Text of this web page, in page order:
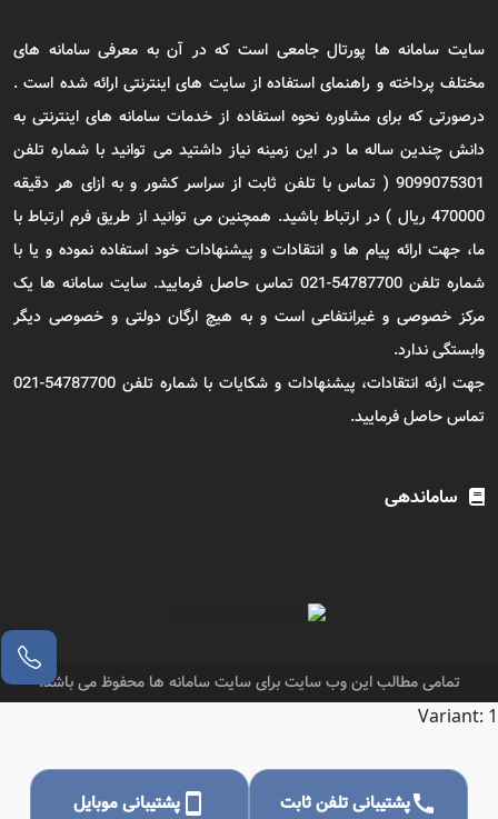
سایت سامانه ها پورتال جامعی است که در آن به معرفی سامانه های
مختلف پرداخته و راهنمای استفاده از سایت های اینترنتی ارائه شده است .
درصورتی که برای مشاوره نحوه استفاده از خدمات سامانه های اینترنتی به
دانش چندین ساله ما در این زمینه نیاز داشتید می توانید با شماره تلفن
9099075301 ( تماس با تلفن ثابت از سراسر کشور و به ازای هر دقیقه
470000 ریال ) در ارتباط باشید. همچنین می توانید از طریق فرم ارتباط با
ما، جهت ارائه پیام ها و انتقادات و پیشنهادات خود استفاده نموده و یا با
شماره تلفن 54787700-021 تماس حاصل فرمایید. سایت سامانه ها یک
مرکز خصوصی و غیرانتفاعی است و به هیچ ارگان دولتی و خصوصی دیگر
وابستگی ندارد.
جهت ارئه انتقادات، پیشنهادات و شکایات با شماره تلفن 54787700-021
تماس حاصل فرمایید.
ساماندهی
تمامی مطالب این وب سایت برای سایت سامانه ها محفوظ می باشد.
Variant: 1
callپشتیبانی تلفن ثابت smartphoneپشتیبانی موبایل